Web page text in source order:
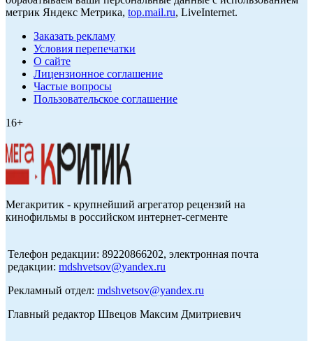
метрик Яндекс Метрика, top.mail.ru, LiveInternet.
Заказать рекламу
Условия перепечатки
О сайте
Лицензионное соглашение
Частые вопросы
Пользовательское соглашение
16+
Мегакритик - крупнейший агрегатор рецензий на
кинофильмы в российском интернет-сегменте
Телефон редакции: 89220866202, электронная почта
редакции: mdshvetsov@yandex.ru
Рекламный отдел: mdshvetsov@yandex.ru
Главный редактор Швецов Максим Дмитриевич